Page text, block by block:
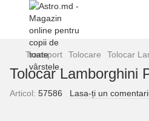
Transport Tolocare Tolocar
Tolocar Lamborghini
Articol: 57586 Lasa-ți un